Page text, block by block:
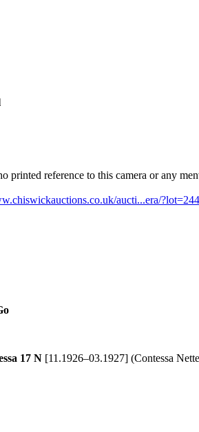
printed reference to this camera or any
aucti...era/
17 N [11.1926–03.1927] (Contessa